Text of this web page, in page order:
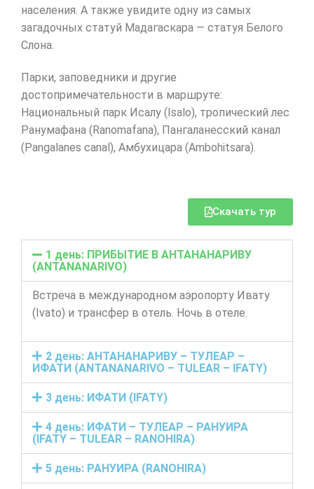
населения. А также увидите одну из самых
загадочных статуй Мадагаскара — статуя Белого
Слона.
Парки, заповедники и другие
достопримечательности в маршруте:
Национальный парк Исалу (Isalo), тропический лес
Ранумафана (Ranomafana), Пангаланесский канал
(Pangalanes canal), Амбухицара (Ambohitsara).
Скачать тур
1 день: ПРИБЫТИЕ В АНТАНАНАРИВУ
(ANTANANARIVO)
Встреча в международном аэропорту Ивату
(Ivato) и трансфер в отель. Ночь в отеле.
2 день: АНТАНАНАРИВУ – ТУЛЕАР –
ИФАТИ (ANTANANARIVO – TULEAR – IFATY)
3 день: ИФАТИ (IFATY)
4 день: ИФАТИ – ТУЛЕАР – РАНУИРА
(IFATY – TULEAR – RANOHIRA)
5 день: РАНУИРА (RANOHIRA)